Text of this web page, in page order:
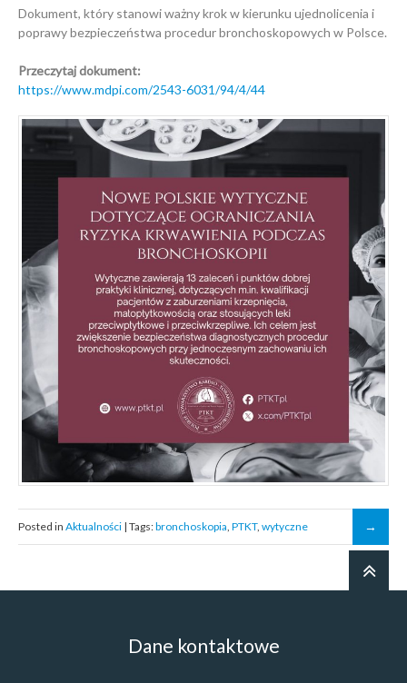
Dokument, który stanowi ważny krok w kierunku ujednolicenia i
poprawy bezpieczeństwa procedur bronchoskopowych w Polsce.
Przeczytaj dokument:
https://www.mdpi.com/2543-6031/94/4/44
Posted in Aktualności | Tags:bronchoskopia, PTKT, wytyczne
Dane kontaktowe